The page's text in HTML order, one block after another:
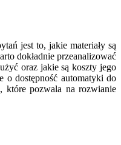
jest to, jakie materiały są
dokładnie przeanalizować
oraz jakie są koszty jego
o dostępność automatyki do
które pozwala na rozwianie